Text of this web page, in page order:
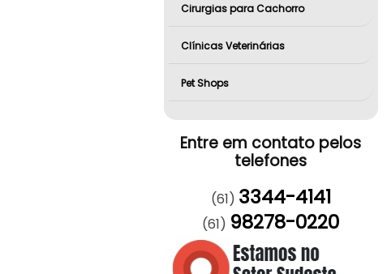
Cirurgias para Cachorro
Clínicas Veterinárias
Pet Shops
Entre em contato pelos
telefones
(61) 3344-4141
(61) 98278-0220